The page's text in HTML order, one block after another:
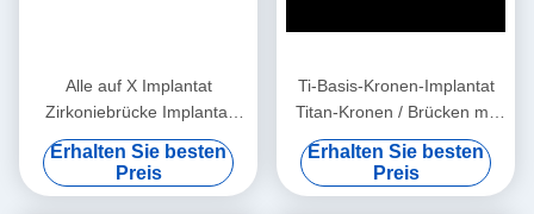
Alle auf X Implantat
Zirkoniebrücke Implantat
Kronenbrücke Naturbild
Erhalten Sie besten
Preis
Ti-Basis-Kronen-Implantat
Titan-Kronen / Brücken mit
Verbundwerkstoff
Erhalten Sie besten
Preis